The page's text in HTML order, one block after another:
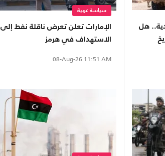
هل
سياسة عربية
الإمارات تعلن تعرض ناقلة نفط إلى
الاستهداف في هرمز
08-Aug-26 11:51 AM